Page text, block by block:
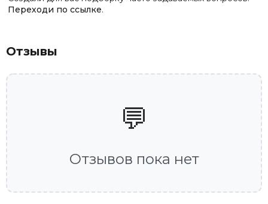
Переходи по ссылке.
Отзывы
💬
Отзывов пока нет